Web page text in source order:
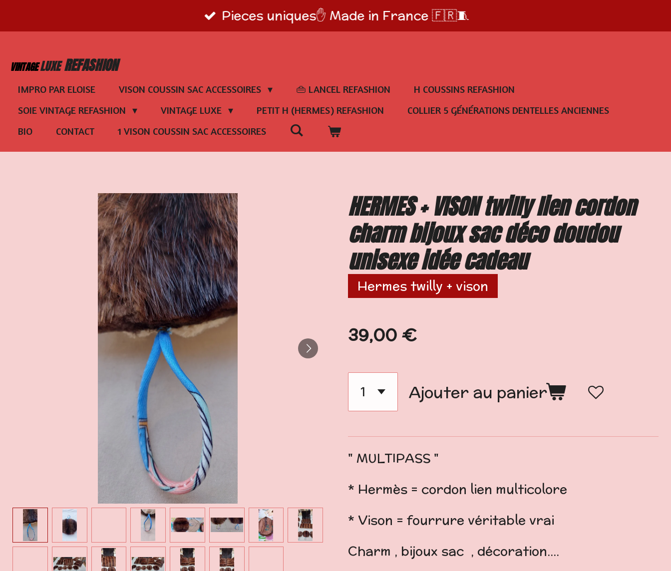
au
principal
Pieces uniques✋️ Made in France 🇫🇷🧵
VINTAGELUXE REFASHION
IMPRO PAR ELOISE VISON COUSSIN SAC ACCESSOIRES 👜 LANCEL REFASHION
H COUSSINS REFASHION
SOIE VINTAGE REFASHION
VINTAGE LUXE PETIT H (HERMES) REFASHION
COLLIER 5 GÉNÉRATIONS DENTELLES ANCIENNES
BIO
CONTACT 1 VISON COUSSIN SAC ACCESSOIRES
HERMES + VISON twilly lien cordon
charm bijoux sac déco doudou
unisexe idée cadeau
Hermes twilly + vison
39,00 €
Ajouter au panier
" MULTIPASS "
* Hermès = cordon lien multicolore
* Vison = fourrure véritable vrai
Charm , bijoux sac , décoration....